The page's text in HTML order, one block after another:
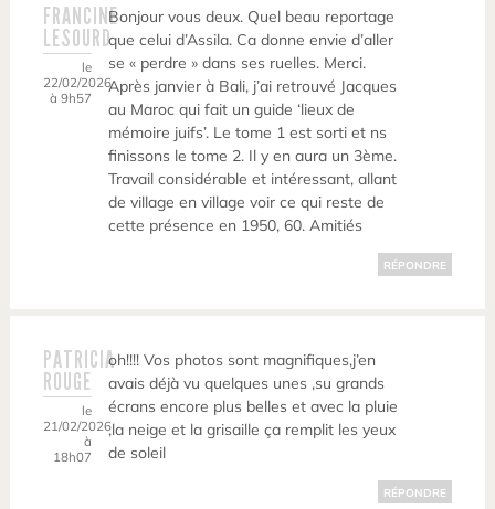
FRANCINE
LESOURD
le
22/02/2026
à 9h57
Bonjour vous deux. Quel beau reportage
que celui d’Assila. Ca donne envie d’aller
se « perdre » dans ses ruelles. Merci.
Après janvier à Bali, j’ai retrouvé Jacques
au Maroc qui fait un guide ‘lieux de
mémoire juifs’. Le tome 1 est sorti et ns
finissons le tome 2. Il y en aura un 3ème.
Travail considérable et intéressant, allant
de village en village voir ce qui reste de
cette présence en 1950, 60. Amitiés
RÉPONDRE
PATRICIA
ROUGE
le
21/02/2026
à
18h07
oh!!!! Vos photos sont magnifiques,j’en
avais déjà vu quelques unes ,su grands
écrans encore plus belles et avec la pluie
,la neige et la grisaille ça remplit les yeux
de soleil
RÉPONDRE